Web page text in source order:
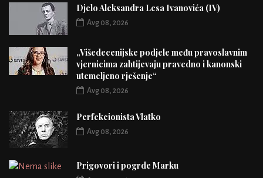
Djelo Aleksandra Lesa Ivanovića (IV)
Avg 08, 2026
„Višedecenijske podjele među pravoslavnim
vjernicima zahtijevaju pravedno i kanonski
utemeljeno rješenje“
Avg 08, 2026
Perfekcionista Vlatko
Avg 08, 2026
Prigovori i pogrde Marku